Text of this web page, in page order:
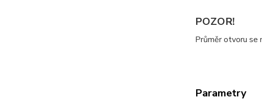
POZOR!
Průměr otvoru se
Parametry